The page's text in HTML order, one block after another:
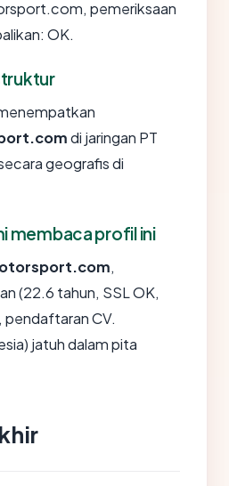
pemeriksaan
OK.
di jaringan PT
geografis di
membaca profil ini
,
(22.6 tahun, SSL OK,
CV.
jatuh dalam pita